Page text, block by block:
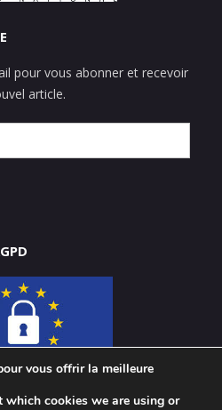
pour vous abonner et recevoir
article.
vous offrir la meilleure
which cookies we are using or